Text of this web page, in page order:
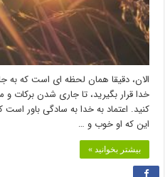
الان، دقیقا همان لحظه ای است که به
خدا قرار بگیرید، تا جاری شدن برکات
کنید. اعتماد به خدا به سادگی باور
این که او خوب و …
بیشتر بخوانید »